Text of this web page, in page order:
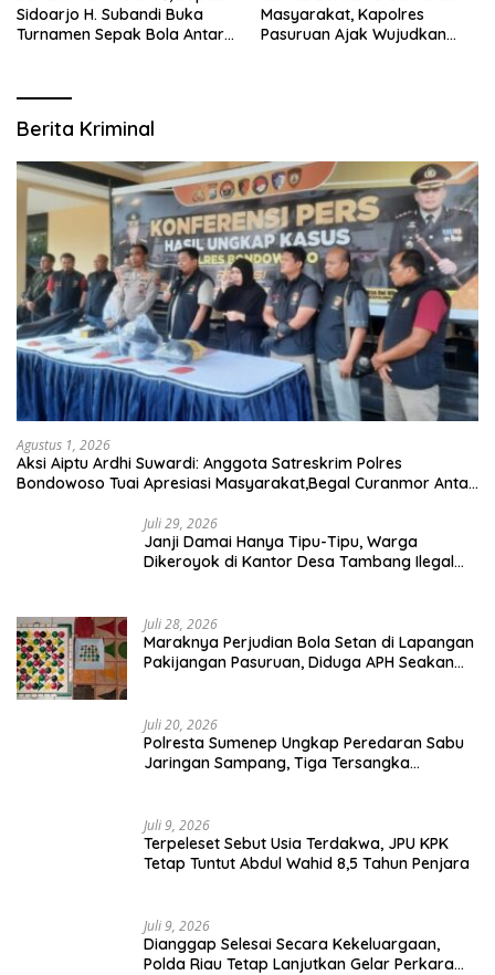
Sidoarjo H. Subandi Buka
Turnamen Sepak Bola Antar
Masyarakat, Kapolres
Pasuruan Ajak Wujudkan
Berita Kriminal
Agustus 1, 2026
Aksi Aiptu Ardhi Suwardi: Anggota Satreskrim Polres
Bondowoso Tuai Apresiasi Masyarakat,Begal Curanmor Antar
Juli 29, 2026
Janji Damai Hanya Tipu-Tipu, Warga
Dikeroyok di Kantor Desa Tambang Ilegal
Juli 28, 2026
Maraknya Perjudian Bola Setan di Lapangan
Pakijangan Pasuruan, Diduga APH Seakan
Juli 20, 2026
Polresta Sumenep Ungkap Peredaran Sabu
Jaringan Sampang, Tiga Tersangka
Juli 9, 2026
Terpeleset Sebut Usia Terdakwa, JPU KPK
Tetap Tuntut Abdul Wahid 8,5 Tahun Penjara
Juli 9, 2026
Dianggap Selesai Secara Kekeluargaan,
Polda Riau Tetap Lanjutkan Gelar Perkara